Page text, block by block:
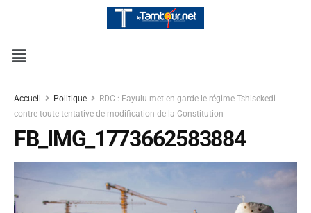
Accueil Politique
RDC : Fayulu met en garde le régime Tshisekedi
contre toute tentative de modification de la Constitution
FB_IMG_1773662583884